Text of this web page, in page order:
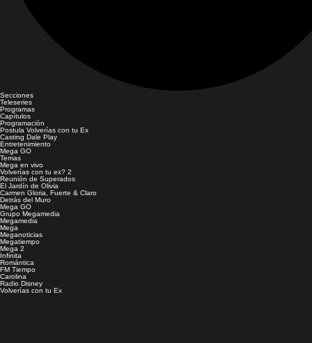
Secciones
Teleseries
Programas
Capítulos
Programación
Postula Volverías con tu Ex
Casting Dale Play
Entretenimiento
Mega GO
Temas
Mega en vivo
Volverías con tu ex? 2
Reunión de Superados
El Jardín de Olivia
Carmen Gloria, Fuerte & Claro
Detrás del Muro
Mega GO
Grupo Megamedia
Megamedia
Mega
Meganoticias
Megatiempo
Mega 2
Infinita
Romántica
FM Tiempo
Carolina
Radio Disney
Volverías con tu Ex